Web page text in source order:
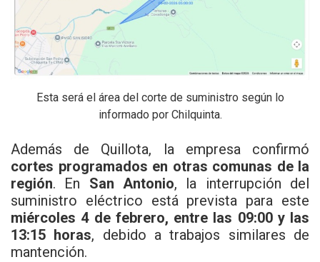
Esta será el área del corte de suministro según lo
informado por Chilquinta.
Además de Quillota, la empresa confirmó
cortes programados en otras comunas de la
región. En San Antonio, la interrupción del
suministro eléctrico está prevista para este
miércoles 4 de febrero, entre las 09:00 y las
13:15 horas, debido a trabajos similares de
mantención.